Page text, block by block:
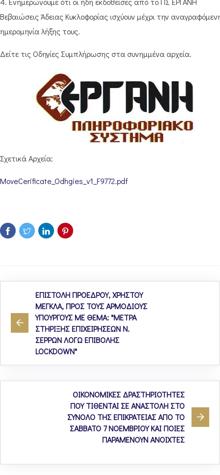
Βεβαιώσεις Άδειας Κυκλοφορίας ισχύουν μέχρι την
ημερομηνία λήξης τους.
Δείτε τις Οδηγίες Συμπλήρωσης στα συνημμένα αρχεία.
Σχετικά Αρχεία:
MoveCerificate_Odhgies_v1_F9772.pdf
ΕΠΙΣΤΟΛΗ ΠΡΟΕΔΡΟΥ, ΧΡΗΣΤΟΥ
ΜΕΓΚΛΑ, ΠΡΟΣ ΤΟΥΣ ΑΡΜΟΔΙΟΥΣ
ΥΠΟΥΡΓΟΥΣ ΜΕ ΘΕΜΑ: "ΜΕΤΡΑ
ΣΤΗΡΙΞΗΣ ΕΠΙΧΕΙΡΗΣΕΩΝ Ν.
ΣΕΡΡΩΝ ΛΟΓΩ ΕΠΙΒΟΛΗΣ
LOCKDOWN"
ΟΙΚΟΝΟΜΙΚΕΣ ΔΡΑΣΤΗΡΙΟΤΗΤΕΣ
ΠΟΥ ΤΙΘΕΝΤΑΙ ΣΕ ΑΝΑΣΤΟΛΗ ΣΤΟ
ΣΥΝΟΛΟ ΤΗΣ ΕΠΙΚΡΑΤΕΙΑΣ ΑΠΟ ΤΟ
ΣΑΒΒΑΤΟ 7 ΝΟΕΜΒΡΙΟΥ ΚΑΙ ΠΟΙΕΣ
ΠΑΡΑΜΕΝΟΥΝ ΑΝΟΙΧΤΕΣ